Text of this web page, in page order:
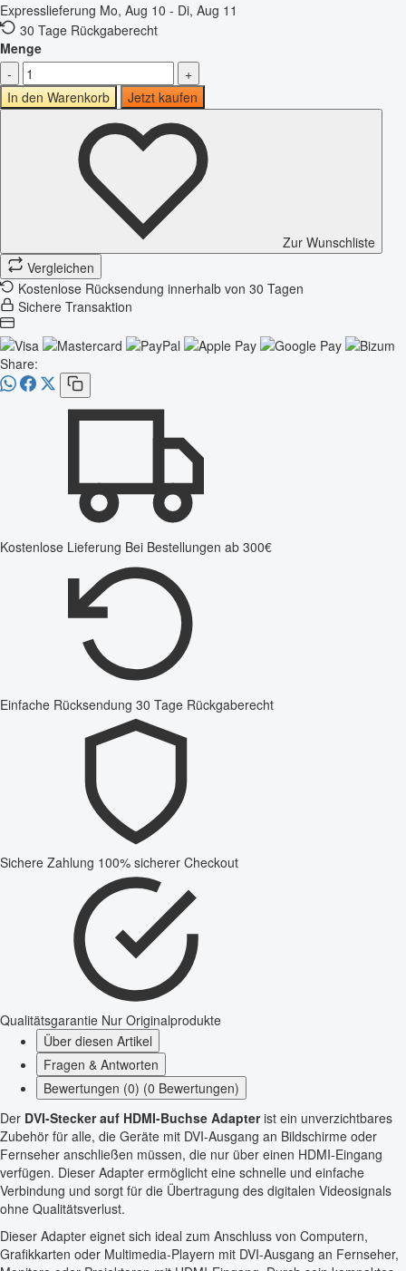
Expresslieferung Mo, Aug 10 - Di, Aug 11
30 Tage Rückgaberecht
Menge
-
+
In den Warenkorb
Jetzt kaufen
Zur Wunschliste
Vergleichen
Kostenlose Rücksendung innerhalb von 30 Tagen
Sichere Transaktion
Share:
Kostenlose Lieferung Bei Bestellungen ab 300€
Einfache Rücksendung 30 Tage Rückgaberecht
Sichere Zahlung 100% sicherer Checkout
Qualitätsgarantie Nur Originalprodukte
Über diesen Artikel
Fragen & Antworten
Bewertungen (0) (0 Bewertungen)
Der DVI-Stecker auf HDMI-Buchse Adapterist ein unverzichtbares
Zubehör für alle, die Geräte mit DVI-Ausgang an Bildschirme oder
Fernseher anschließen müssen, die nur über einen HDMI-Eingang
verfügen. Dieser Adapter ermöglicht eine schnelle und einfache
Verbindung und sorgt für die Übertragung des digitalen Videosignals
ohne Qualitätsverlust.
Dieser Adapter eignet sich ideal zum Anschluss von Computern,
Grafikkarten oder Multimedia-Playern mit DVI-Ausgang an Fernseher,